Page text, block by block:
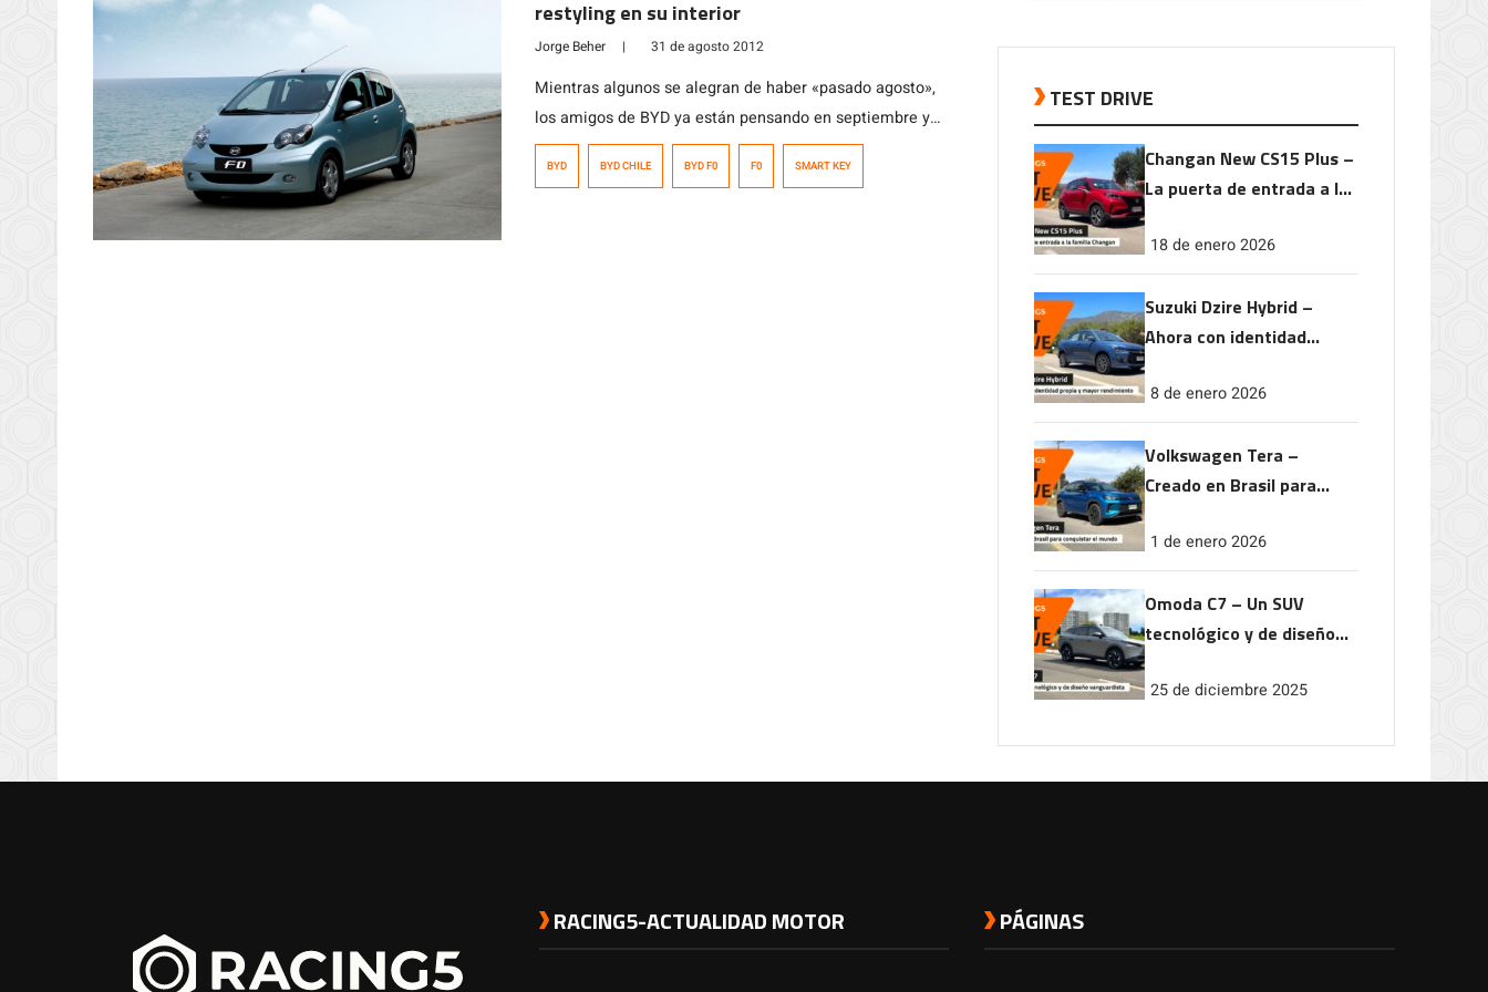
restyling en su interior
Jorge Beher | 31 de agosto 2012
Mientras algunos se alegran de haber «pasado agosto»,
los amigos de BYD ya están pensando en septiembre y
los modelos 2013. Su punta de lanza con lo respectivo a
BYD BYD CHILE BYD F0 F0 SMART KEY
TEST DRIVE
Changan New CS15 Plus –
La puerta de entrada a la
18 de enero 2026
Suzuki Dzire Hybrid –
Ahora con identidad
rendimiento
8 de enero 2026
Volkswagen Tera –
Creado en Brasil para
1 de enero 2026
Omoda C7 – Un SUV
tecnológico y de diseño
25 de diciembre 2025
RACING5-ACTUALIDAD MOTOR PÁGINAS